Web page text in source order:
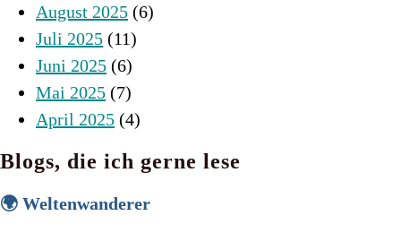
August 2025 (6)
Juli 2025 (11)
Juni 2025 (6)
Mai 2025 (7)
April 2025 (4)
Blogs, die ich gerne lese
🌍 Weltenwanderer